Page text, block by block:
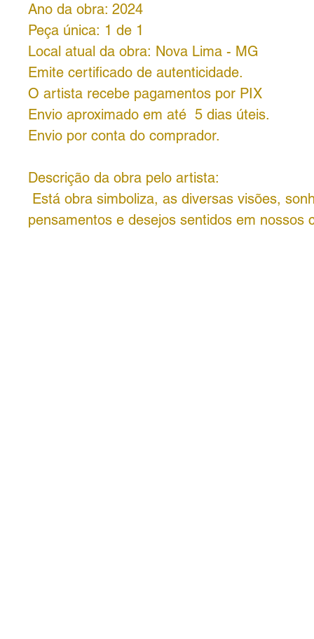
Ano da obra: 2024
Peça única: 1 de 1
Local atual da obra: Nova Lima - MG
Emite certificado de autenticidade.
O artista recebe pagamentos por PIX
Envio aproximado em até 5 dias úteis.
Envio por conta do comprador.
Descrição da obra pelo artista:
Está obra simboliza, as diversas visões,
pensamentos e desejos sentidos em nossos